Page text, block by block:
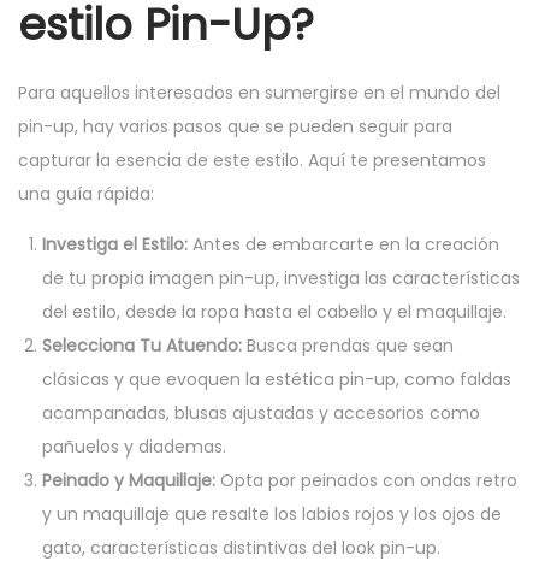
estilo Pin-Up?
Para aquellos interesados en sumergirse en el mundo del
pin-up, hay varios pasos que se pueden seguir para
capturar la esencia de este estilo. Aquí te presentamos
una guía rápida:
Investiga el Estilo: Antes de embarcarte en la creación
de tu propia imagen pin-up, investiga las características
del estilo, desde la ropa hasta el cabello y el maquillaje.
Selecciona Tu Atuendo: Busca prendas que sean
clásicas y que evoquen la estética pin-up, como faldas
acampanadas, blusas ajustadas y accesorios como
pañuelos y diademas.
Peinado y Maquillaje: Opta por peinados con ondas retro
y un maquillaje que resalte los labios rojos y los ojos de
gato, características distintivas del look pin-up.